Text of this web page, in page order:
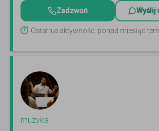
Zadzwoń Wyślij
Ostatnia aktywność: ponad miesiąc
muzyka